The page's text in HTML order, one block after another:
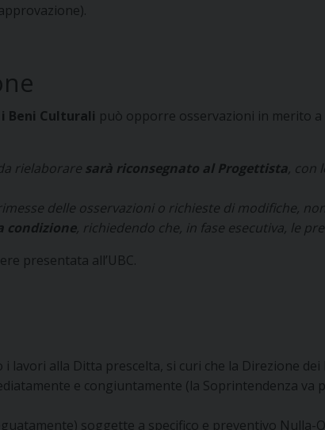
Beni Culturali può opporre osservazioni in merito
rielaborare sarà riconsegnato al Progettista, con
delle osservazioni o richieste di modifiche,
condizione, richiedendo che, in fase esecutiva, le
presentata all’UBC.
lavori alla Ditta prescelta, si curi che la Direzione
e congiuntamente (la Soprintendenza va
soggette a specifico e preventivo